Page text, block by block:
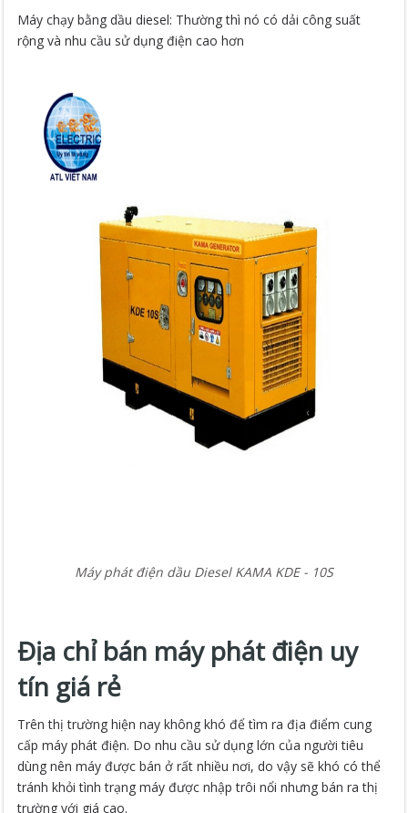
Máy chạy bằng dầu diesel: Thường thì nó có dải công suất
rộng và nhu cầu sử dụng điện cao hơn
Máy phát điện dầu Diesel KAMA KDE - 10S
Địa chỉ bán máy phát điện uy
tín giá rẻ
Trên thị trường hiện nay không khó để tìm ra địa điểm cung
cấp máy phát điện. Do nhu cầu sử dụng lớn của người tiêu
dùng nên máy được bán ở rất nhiều nơi, do vậy sẽ khó có thể
tránh khỏi tình trạng máy được nhập trôi nổi nhưng bán ra thị
trường với giá cao.